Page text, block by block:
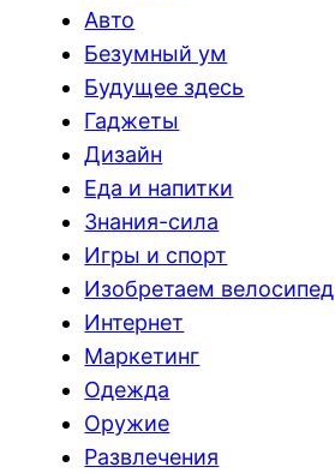
Авто
Безумный ум
Будущее здесь
Гаджеты
Дизайн
Еда и напитки
Знания-сила
Игры и спорт
Изобретаем велосипед
Интернет
Маркетинг
Одежда
Оружие
Развлечения